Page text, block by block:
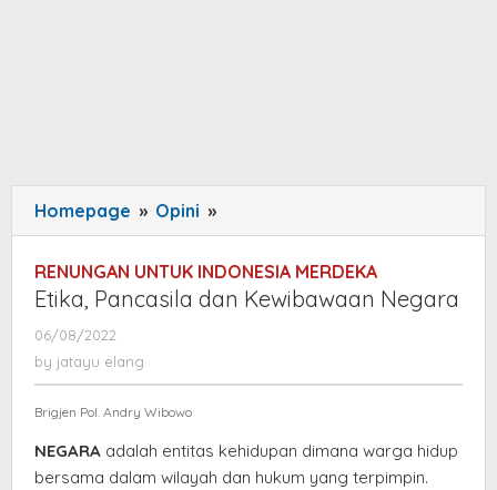
Homepage » Opini »
Pancasila
dan
Kewibawaan
RENUNGAN UNTUK INDONESIA MERDEKA
Etika, Pancasila dan Kewibawaan Negara
06/08/2022
jatayu
by jatayu elang
Brigjen Pol. Andry Wibowo
NEGARA adalah entitas kehidupan dimana warga hidup
bersama dalam wilayah dan hukum yang terpimpin.